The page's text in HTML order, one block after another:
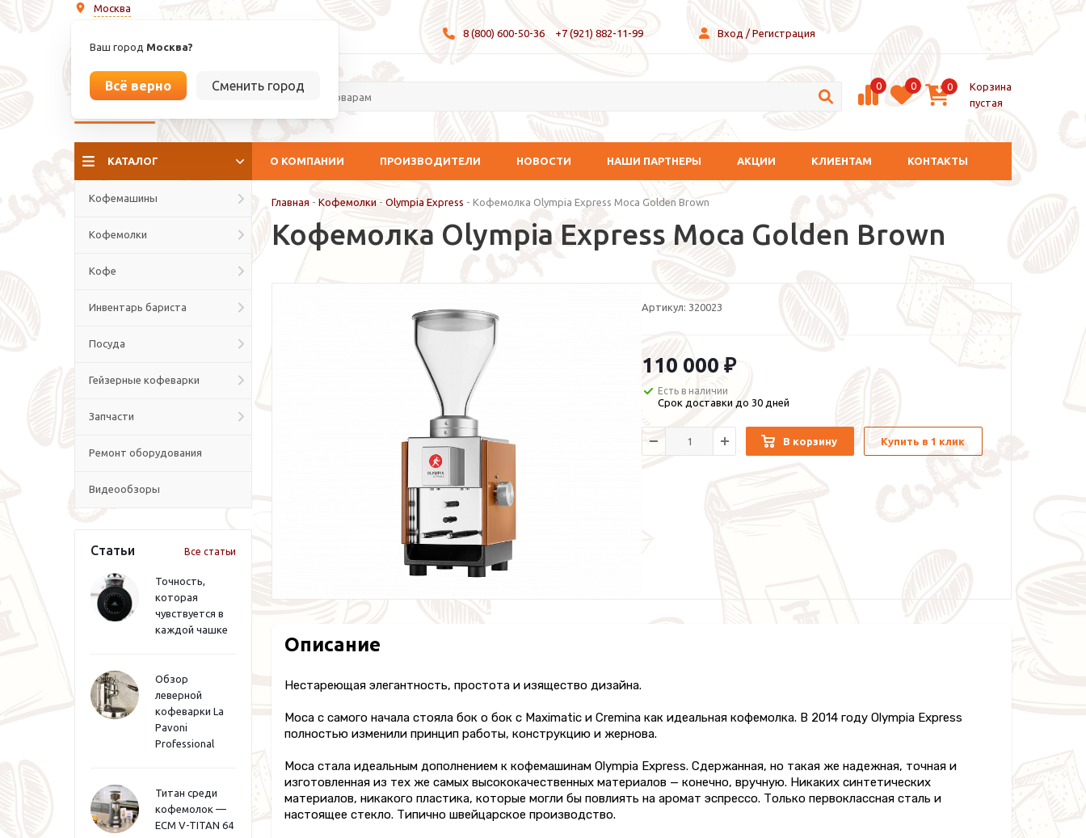
Москва
Ваш город Москва?
Всё верно Сменить город
8 (800) 600-50-36 +7 (921) 882-11-99 Вход / Регистрация
La culture del caffé 0 0 0
Корзина
пустая
КАТАЛОГ О КОМПАНИИ ПРОИЗВОДИТЕЛИ НОВОСТИ НАШИ ПАРТНЕРЫ АКЦИИ КЛИЕНТАМ КОНТАКТЫ
Кофемашины
Кофемолки
Кофе
Инвентарь бариста
Посуда
Гейзерные кофеварки
Запчасти
Ремонт оборудования
Видеообзоры
Статьи Все статьи
Точность,
которая
чувствуется в
каждой чашке
Обзор
леверной
кофеварки La
Pavoni
Professional
Титан среди
кофемолок —
ECM V-TITAN 64
Главная - Кофемолки - Olympia Express - Кофемолка Olympia Express Moca Golden Вrown
Кофемолка Olympia Express Moca Golden Вrown
Артикул: 320023
110 000 ₽
Есть в наличии
Срок доставки до 30 дней
В корзину Купить в 1 клик
Описание
Нестареющая элегантность, простота и изящество дизайна.
Moca с самого начала стояла бок о бок с Maximatic и Cremina как идеальная кофемолка. В 2014 году Olympia Express
полностью изменили принцип работы, конструкцию и жернова.
Moca стала идеальным дополнением к кофемашинам Olympia Express. Сдержанная, но такая же надежная, точная и
изготовленная из тех же самых высококачественных материалов — конечно, вручную. Никаких синтетических
материалов, никакого пластика, которые могли бы повлиять на аромат эспрессо. Только первоклассная сталь и
настоящее стекло. Типично швейцарское производство.